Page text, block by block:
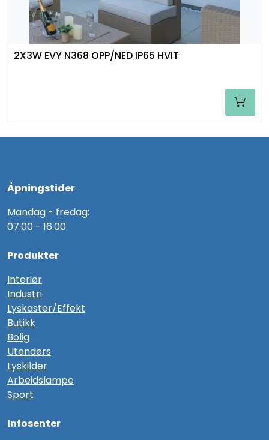
2X3W EVY N368 OPP/NED IP65 HVIT
Åpningstider
Mandag - fredag:
07.00 - 16.00
Produkter
Interiør
Industri
Lyskaster/Effekt
Butikk
Bolig
Utendørs
Lyskilder
Arbeidslampe
Sport
Infosenter